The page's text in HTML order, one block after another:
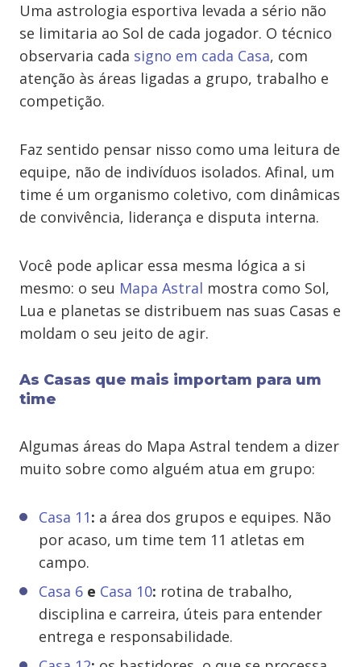
Uma astrologia esportiva levada a sério não
se limitaria ao Sol de cada jogador. O técnico
observaria cada signo em cada Casa, com
atenção às áreas ligadas a grupo, trabalho e
competição.
Faz sentido pensar nisso como uma leitura de
equipe, não de indivíduos isolados. Afinal, um
time é um organismo coletivo, com dinâmicas
de convivência, liderança e disputa interna.
Você pode aplicar essa mesma lógica a si
mesmo: o seu Mapa Astral mostra como Sol,
Lua e planetas se distribuem nas suas Casas e
moldam o seu jeito de agir.
As Casas que mais importam para um
time
Algumas áreas do Mapa Astral tendem a dizer
muito sobre como alguém atua em grupo:
Casa 11: a área dos grupos e equipes. Não
por acaso, um time tem 11 atletas em
campo.
Casa 6 e Casa 10: rotina de trabalho,
disciplina e carreira, úteis para entender
entrega e responsabilidade.